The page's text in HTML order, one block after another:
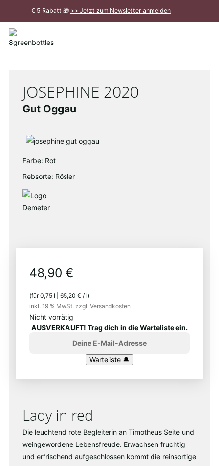
€ 5 Rabatt 🎁 >> Jetzt zum Newsletter anmelden
Meldung
JOSEPHINE 2020
Gut Oggau
Farbe: Rot
Rebsorte: Rösler
48,90 €
(für0,75 l 65,20 € / l)
inkl. 19 % MwSt. zzgl. Versandkosten
Nicht vorrätig
AUSVERKAUFT! Trag dich in die Warteliste ein.
Lady in red
Die leuchtend rote Begleiterin an Timotheus Seite und
weingewordene Lebensfreude. Erwachsen fruchtig
und erfrischend aufgeschlossen kommt die reinsortige